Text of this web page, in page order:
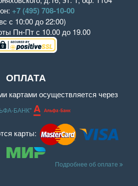
+7 (495) 708-10-00
с 10:00 до 22:00)
Пн-Пт с 10.00 до 19.00
ОПЛАТА
картами осуществляется через
БАНК"
карты:
Подробнее об оплате